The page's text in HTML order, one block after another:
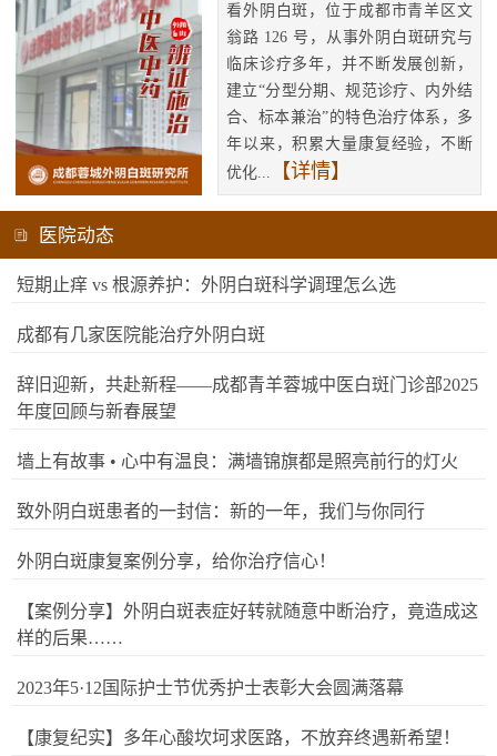
看外阴白斑，位于成都市青羊区文
翁路 126 号，从事外阴白斑研究与
临床诊疗多年，并不断发展创新，
建立“分型分期、规范诊疗、内外结
合、标本兼治”的特色治疗体系，多
年以来，积累大量康复经验，不断
优化...
【详情】
医院动态
短期止痒 vs 根源养护：外阴白斑科学调理怎么选
成都有几家医院能治疗外阴白斑
辞旧迎新，共赴新程——成都青羊蓉城中医白斑门诊部2025
年度回顾与新春展望
墙上有故事 • 心中有温良：满墙锦旗都是照亮前行的灯火
致外阴白斑患者的一封信：新的一年，我们与你同行
外阴白斑康复案例分享，给你治疗信心！
【案例分享】外阴白斑表症好转就随意中断治疗，竟造成这
样的后果……
2023年5·12国际护士节优秀护士表彰大会圆满落幕
【康复纪实】多年心酸坎坷求医路，不放弃终遇新希望！